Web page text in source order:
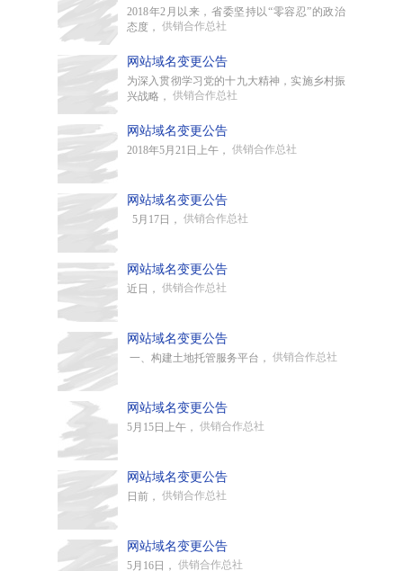
2018年2月以来，省委坚持以“零容忍”的政治
态度， 供销合作总社
网站域名变更公告
为深入贯彻学习党的十九大精神，实施乡村振
兴战略， 供销合作总社
网站域名变更公告
2018年5月21日上午， 供销合作总社
网站域名变更公告
5月17日， 供销合作总社
网站域名变更公告
近日， 供销合作总社
网站域名变更公告
一、构建土地托管服务平台， 供销合作总社
网站域名变更公告
5月15日上午， 供销合作总社
网站域名变更公告
日前， 供销合作总社
网站域名变更公告
5月16日， 供销合作总社